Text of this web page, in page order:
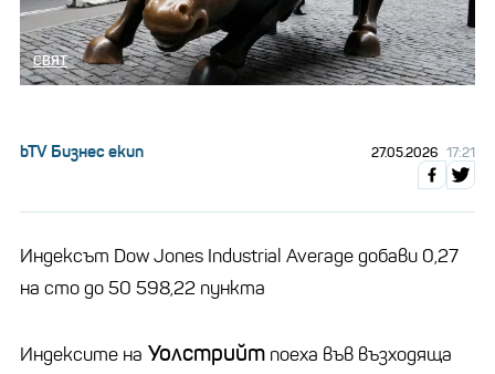
СВЯТ
bTV Бизнес екип 27.05.2026 17:21
Индексът Dow Jones Industrial Average добави 0,27
на сто до 50 598,22 пункта
Индексите на Уолстрийт поеха във възходяща